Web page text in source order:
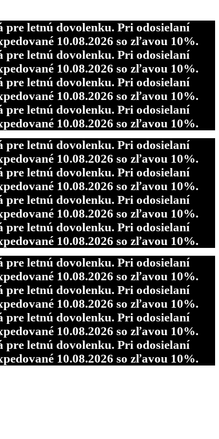
pre letnú dovolenku. Pri odosielaní
10.08.2026 so zľavou 10%.
pre letnú dovolenku. Pri odosielaní
10.08.2026 so zľavou 10%.
pre letnú dovolenku. Pri odosielaní
10.08.2026 so zľavou 10%.
pre letnú dovolenku. Pri odosielaní
10.08.2026 so zľavou 10%.
pre letnú dovolenku. Pri odosielaní
10.08.2026 so zľavou 10%.
pre letnú dovolenku. Pri odosielaní
10.08.2026 so zľavou 10%.
pre letnú dovolenku. Pri odosielaní
10.08.2026 so zľavou 10%.
pre letnú dovolenku. Pri odosielaní
10.08.2026 so zľavou 10%.
pre letnú dovolenku. Pri odosielaní
10.08.2026 so zľavou 10%.
pre letnú dovolenku. Pri odosielaní
10.08.2026 so zľavou 10%.
pre letnú dovolenku. Pri odosielaní
10.08.2026 so zľavou 10%.
pre letnú dovolenku. Pri odosielaní
10.08.2026 so zľavou 10%.